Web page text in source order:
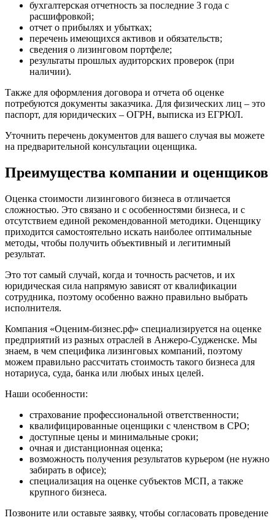
бухгалтерская отчетность за последние 3 года с
расшифровкой;
отчет о прибылях и убытках;
перечень имеющихся активов и обязательств;
сведения о лизинговом портфеле;
результаты прошлых аудиторских проверок (при
наличии).
Также для оформления договора и отчета об оценке
потребуются документы заказчика. Для физических лиц – это
паспорт, для юридических – ОГРН, выписка из ЕГРЮЛ.
Уточнить перечень документов для вашего случая вы можете
на предварительной консультации оценщика.
Преимущества компании и оценщиков
Оценка стоимости лизингового бизнеса в отличается
сложностью. Это связано и с особенностями бизнеса, и с
отсутствием единой рекомендованной методики. Оценщику
приходится самостоятельно искать наиболее оптимальные
методы, чтобы получить объективный и легитимный
результат.
Это тот самый случай, когда и точность расчетов, и их
юридическая сила напрямую зависят от квалификации
сотрудника, поэтому особенно важно правильно выбрать
исполнителя.
Компания «Оценим-бизнес.рф» специализируется на оценке
предприятий из разных отраслей в Анжеро-Судженске. Мы
знаем, в чем специфика лизинговых компаний, поэтому
можем правильно рассчитать стоимость такого бизнеса для
нотариуса, суда, банка или любых иных целей.
Наши особенности:
страхование профессиональной ответственности;
квалифицированные оценщики с членством в СРО;
доступные цены и минимальные сроки;
очная и дистанционная оценка;
возможность получения результатов курьером (не нужно
забирать в офисе);
специализация на оценке субъектов МСП, а также
крупного бизнеса.
Позвоните или оставьте заявку, чтобы согласовать проведение
Дмитров
Долгопрудный
Домодедово
Донецк
Дубна
Дюртюли
Евпатория
Егорьевск
Ейск
Екатеринбург
Елабуга
Елизово
Ермолино
Ессентуки
Железногорск
Железногорск-Илимский
Жуковский
Заводоуковск
Заозерный
Заполярный
Заречный
Заринск
Звенигород
Зеленоград
Златоуст
Иваново
Ивантеевка
Ижевск
Изобильный
Ипатово
Иркутск